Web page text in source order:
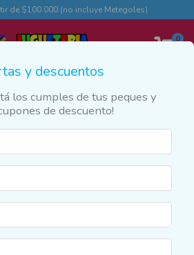
de $100.000 (no incluye Metegoles)
0
y descuentos
los cumples de tus peques y
de descuento!